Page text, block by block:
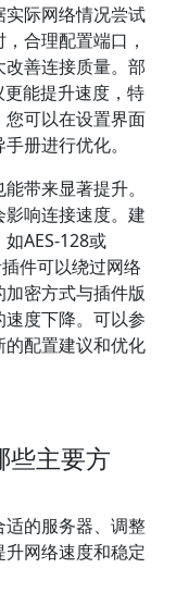
际网络情况尝试
合理配置端口，
善连接质量。部
能提升速度，特
可以在设置界面
册进行优化。
带来显著提升。
响连接速度。建
AES-128或
件可以绕过网络
密方式与插件版
度下降。可以参
配置建议和优化
些主要方
的服务器、调整
网络速度和稳定